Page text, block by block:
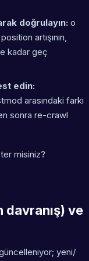
doğrulayın: o
artışının,
kadar geç
edin:
arasındaki farkı
sonra re-crawl
misiniz?
davranış) ve
yeni/